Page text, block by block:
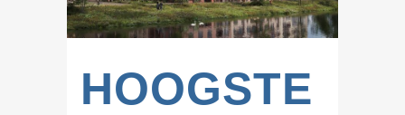
HOOGSTE